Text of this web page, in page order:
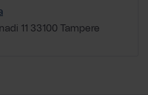
11 33100 Tampere